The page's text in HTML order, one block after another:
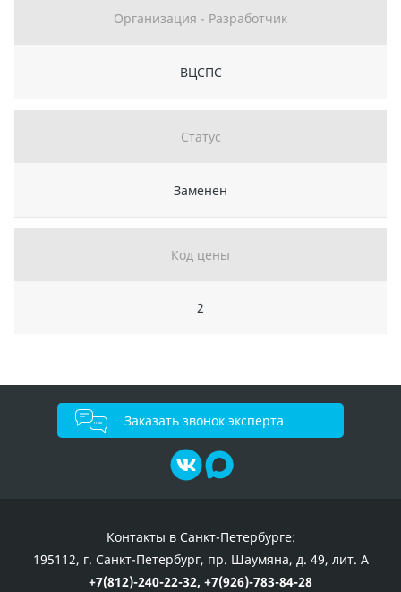
Организация - Разработчик
ВЦСПС
Статус
Заменен
Код цены
2
Заказать звонок эксперта
Контакты в Санкт-Петербурге:
195112, г. Санкт-Петербург, пр. Шаумяна, д. 49, лит. А
+7(812)-240-22-32, +7(926)-783-84-28